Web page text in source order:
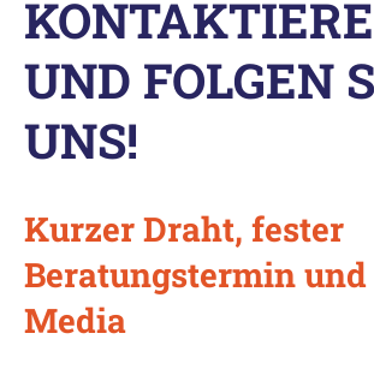
UND FOLGEN
UNS!
Kurzer Draht, fester
Beratungstermin
Media